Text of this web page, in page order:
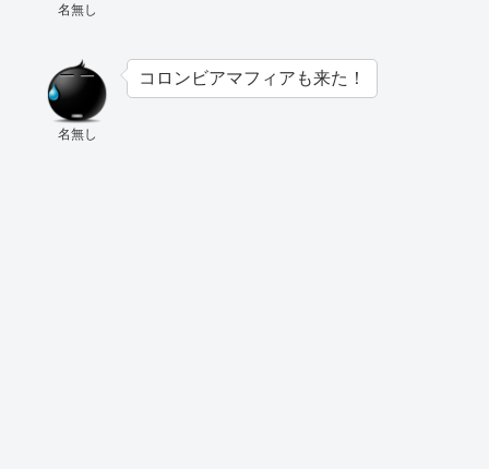
名無し
名無し
コロンビアマフィアも来た！